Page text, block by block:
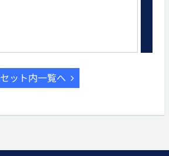
セット内一覧へ